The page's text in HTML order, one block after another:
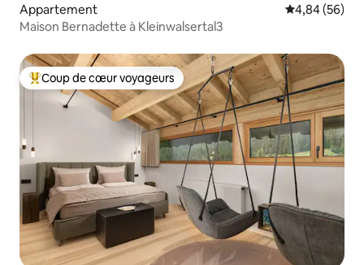
Appartement Évaluation
4,84 (56)
Maison Bernadette à Kleinwalsertal3
Coups de cœur voyageurs les plus appréciés
Coup de cœur voyageurs